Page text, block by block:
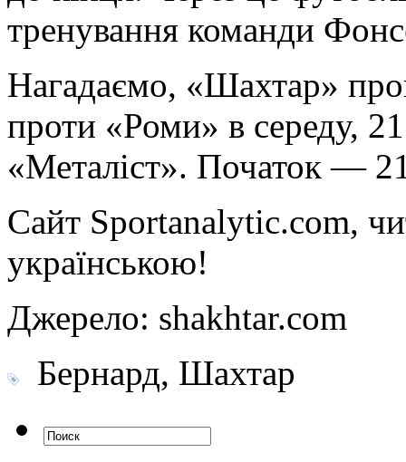
тренування команди
Нагадаємо, «Шахтар»
проти «Роми» в середу,
«Металіст». Початок —
Сайт Sportanalytic.com,
українською!
Джерело: shakhtar.com
Бернард, Шахтар